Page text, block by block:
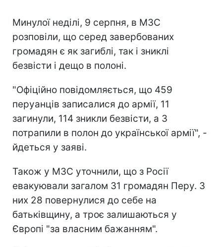
Минулої неділі, 9 серпня, в МЗС
розповіли, що серед завербованих
громадян є як загиблі, так і зниклі
безвісти і дещо в полоні.
"Офіційно повідомляється, що 459
перуанців записалися до армії, 11
загинули, 114 зникли безвісти, а 3
потрапили в полон до української армії", -
йдеться у заяві.
Також у МЗС уточнили, що з Росії
евакуювали загалом 31 громадян Перу. З
них 28 повернулися до себе на
батьківщину, а троє залишаються у
Європі "за власним бажанням".